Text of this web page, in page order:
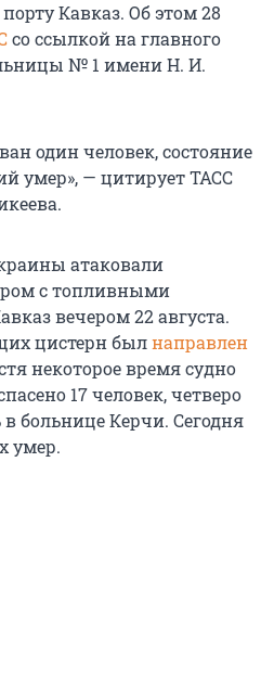
Кавказ. Об этом 28
со ссылкой на главного
№ 1 имени Н. И.
один человек, состояние
умер», — цитирует ТАСС
атаковали
с топливными
вечером 22 августа.
цистерн былнаправлен
некоторое время судно
17 человек, четверо
больнице Керчи. Сегодня
умер.